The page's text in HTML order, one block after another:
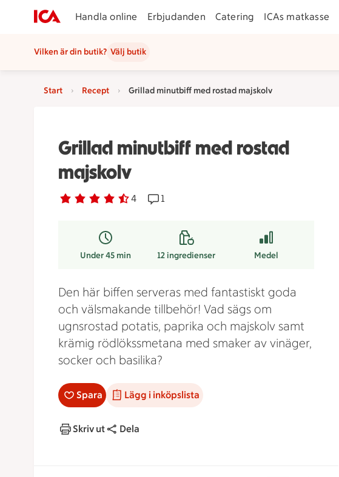
Handla online Erbjudanden Catering ICAs matkasse
Vilken är din butik? Välj butik
Start Recept Grillad minutbiff med rostad majskolv
Grillad minutbiff med rostad
majskolv
Betyg 4.3 av 5. 4
4 personer har röstatReceptet har 1 kommentarer
1
Under 45 min 12ingredienser Medel
Den här biffen serveras med fantastiskt goda
och välsmakande tillbehör! Vad sägs om
ugnsrostad potatis, paprika och majskolv samt
krämig rödlökssmetana med smaker av vinäger,
socker och basilika?
Spara Lägg i inköpslista
Skriv ut Dela